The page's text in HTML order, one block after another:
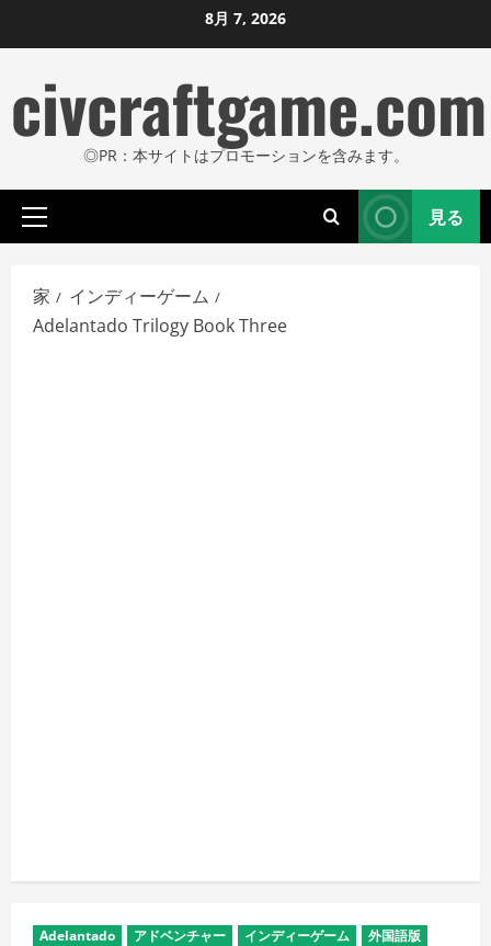
ン
ン
ツ
ス
ッ
8月 7, 2026
civcraftgame.com
◎PR：本サイトはプロモーションを含みます。
プ
イ
マ
リ
見る
家
インディーゲーム
Adelantado Trilogy Book Three
Adelantado アドベンチャー インディーゲーム 外国語版